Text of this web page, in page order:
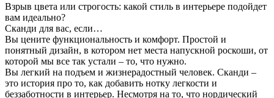
Взрыв цвета или строгость: какой стиль в интерьере подойдет
вам идеально?
Сканди для вас, если…
Вы цените функциональность и комфорт. Простой и
понятный дизайн, в котором нет места напускной роскоши, от
которой мы все так устали – то, что нужно.
Вы легкий на подъем и жизнерадостный человек. Сканди –
это история про то, как добавить нотку легкости и
беззаботности в интерьер. Несмотря на то, что нордический